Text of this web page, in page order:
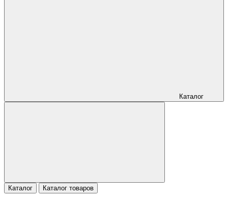
Каталог
Каталог Каталог товаров